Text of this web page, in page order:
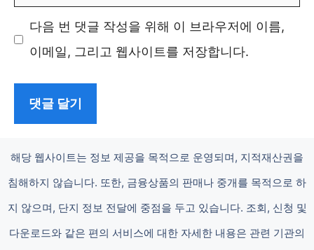
사
이
다음 번 댓글 작성을 위해 이 브라우저에 이름,
이메일, 그리고 웹사이트를 저장합니다.
해당 웹사이트는 정보 제공을 목적으로 운영되며, 지적재산권을
침해하지 않습니다. 또한, 금융상품의 판매나 중개를 목적으로 하
지 않으며, 단지 정보 전달에 중점을 두고 있습니다. 조회, 신청 및
다운로드와 같은 편의 서비스에 대한 자세한 내용은 관련 기관의